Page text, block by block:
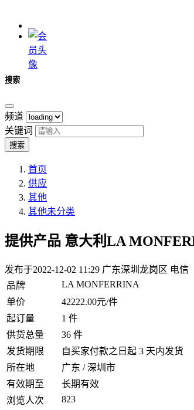
搜索
频道
关键词
搜索
首页
供应
其他
其他未分类
提供产品 意大利LA
发布于2022-12-02 11:29 广东深圳龙岗区 电信
品牌
LA MONFERRINA
单价
42222.00元/件
起订量
1 件
供货总量
36 件
发货期限
自买家付款之日起 3 天内发货
所在地
广东 / 深圳市
有效期至
长期有效
浏览人次
823